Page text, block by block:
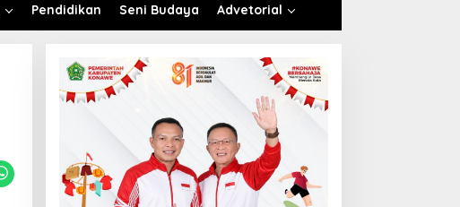
Pendidikan Seni Budaya Advetorial